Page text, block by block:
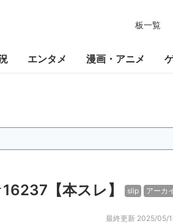
板一覧
エンタメ 漫画・アニメ
【本スレ】 slip アーカ
最終更新 2025/05/